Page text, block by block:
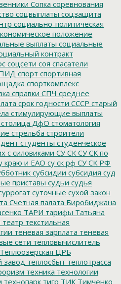
Сопка соревнования
соцвыплаты соцзащита
социально-политическая
положение
выплаты социальные
контракт
соцсети соя спасатели
спорт спортивная
спорткомплекс
справки СПЧ среднее
срок годности СССР старый
стимулирующие выплаты
столица ДфО стоматология
стрельба строители
студенты студенческое
с силовиками СУ СК СУ СК по
краю и ЕАО су ск рф СУ СК РФ
субсидии субсидия суд
приставы судьи судья
суточные сухой закон
Счетная палата Биробиджана
ТАРИ тарифы Татьяна
театр текстильная
теневая зарплата теневая
сети тепловычислитель
Теплоозёрская ЦРБ
завод теплосбыт теплотрасса
техника технологии
технопарк тигр ТИК Тимченко